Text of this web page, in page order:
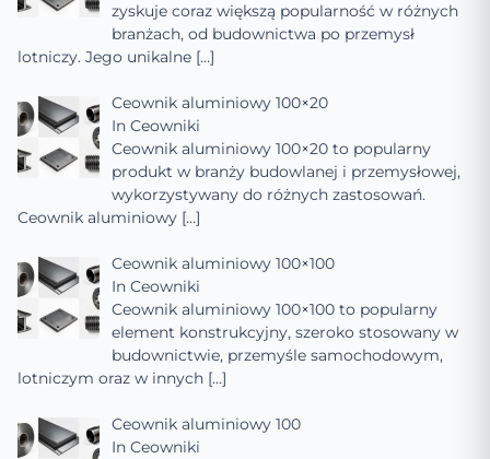
zyskuje coraz większą popularność w różnych
branżach, od budownictwa po przemysł
lotniczy. Jego unikalne […]
Ceownik aluminiowy 100×20
In Ceowniki
Ceownik aluminiowy 100×20 to popularny
produkt w branży budowlanej i przemysłowej,
wykorzystywany do różnych zastosowań.
Ceownik aluminiowy […]
Ceownik aluminiowy 100×100
In Ceowniki
Ceownik aluminiowy 100×100 to popularny
element konstrukcyjny, szeroko stosowany w
budownictwie, przemyśle samochodowym,
lotniczym oraz w innych […]
Ceownik aluminiowy 100
In Ceowniki